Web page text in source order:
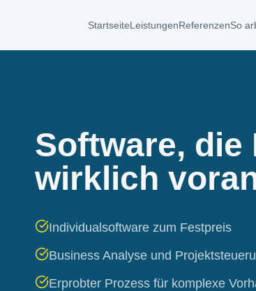
StartseiteLeistungenReferenzenSo
Software, die
wirklich
Individualsoftware zum Festpreis
Business Analyse und
Erprobter Prozess für komplexe